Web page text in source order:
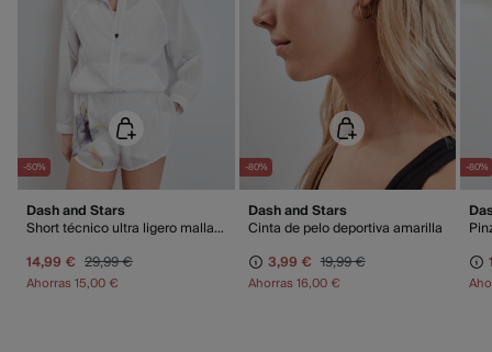
Días laborables (L-V). En envíos a Ceuta y Melilla, el cliente deberá abonar
los gastos de aduana correspondientes, los cuales variarán en función del
peso del envío.
-50%
Dash and Stars
Short técnico ultra ligero malla blanco
14,99 € 29,99 €
Ahorras15,00 €
-80%
Dash and Stars
Cinta de pelo deportiva amarilla
3,99 € 19,99 €
Ahorras16,00 €
-80%